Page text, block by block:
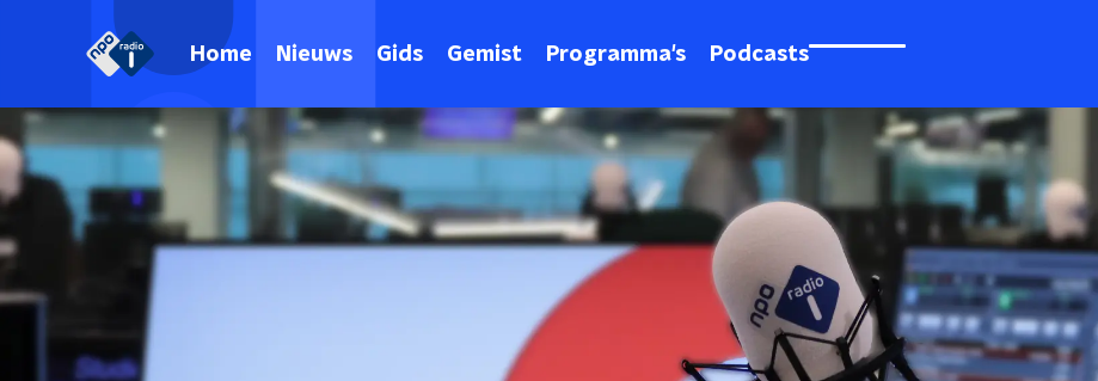
Home Nieuws Gids Gemist Programma's Podcasts